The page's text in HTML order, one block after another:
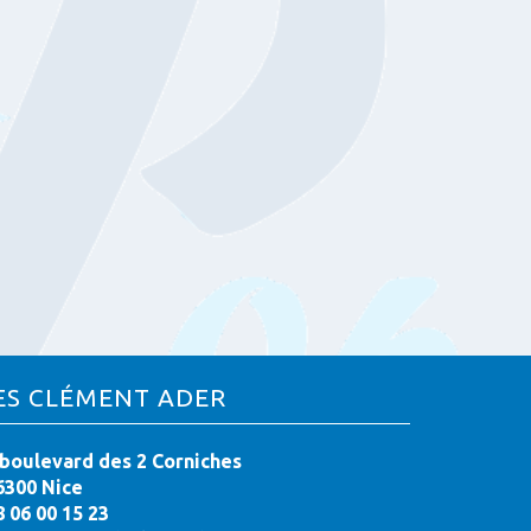
CLÉMENT ADER
des 2 Corniches
Nice
06 00 15 23